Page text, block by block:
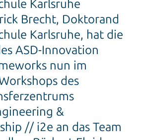
Karlsruhe
Brecht, Doktorand
Karlsruhe, hat die
ASD-Innovation
nun im
des
&
// i2e an das Team